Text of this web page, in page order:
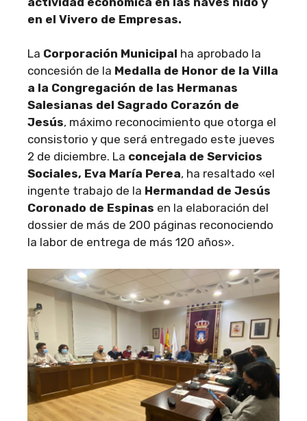
en el Vivero de Empresas.
La Corporación Municipal ha aprobado la
concesión de la Medalla de Honor de la Villa
a la Congregación de las Hermanas
Salesianas del Sagrado Corazón de
Jesús, máximo reconocimiento que otorga el
consistorio y que será entregado este jueves
2 de diciembre. La concejala de Servicios
Sociales, Eva María Perea, ha resaltado «el
ingente trabajo de la Hermandad de Jesús
Coronado de Espinas en la elaboración del
dossier de más de 200 páginas reconociendo
la labor de entrega de más 120 años».